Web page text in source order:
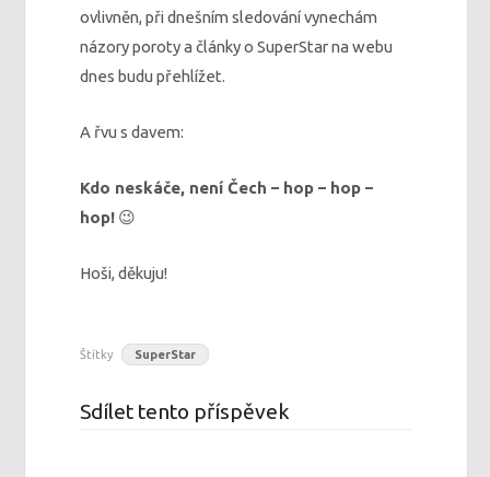
ovlivněn, při dnešním sledování vynechám
názory poroty a články o SuperStar na webu
dnes budu přehlížet.
A řvu s davem:
Kdo neskáče, není Čech – hop – hop –
hop! 😉
Hoši, děkuju!
Štítky SuperStar
Sdílet tento příspěvek